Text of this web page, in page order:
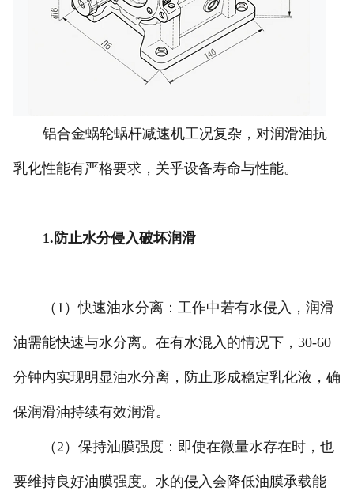
铝合金蜗轮蜗杆减速机工况复杂，对润滑油抗
乳化性能有严格要求，关乎设备寿命与性能。
1.防止水分侵入破坏润滑
（1）快速油水分离：工作中若有水侵入，润滑
油需能快速与水分离。在有水混入的情况下，30-60
分钟内实现明显油水分离，防止形成稳定乳化液，确
保润滑油持续有效润滑。
（2）保持油膜强度：即使在微量水存在时，也
要维持良好油膜强度。水的侵入会降低油膜承载能